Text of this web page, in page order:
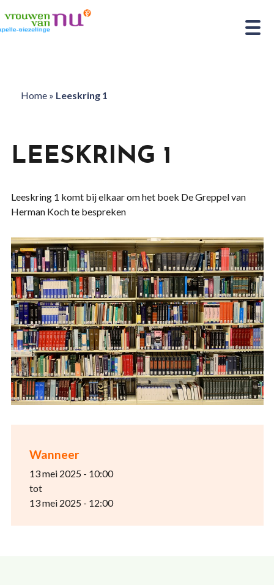
Home» Leeskring 1
Wanneer
13 mei 2025 - 10:00
tot
13 mei 2025 - 12:00
LEESKRING 1
Leeskring 1 komt bij elkaar om het boek De Greppel van
Herman Koch te bespreken